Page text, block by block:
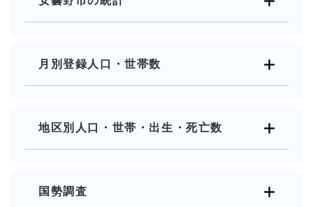
月別登録人口・世帯数
地区別人口・世帯・出生・死亡数
国勢調査